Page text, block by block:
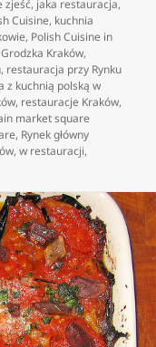
zjeść, jaka restauracja,
Cuisine, kuchnia
, Polish Cuisine in
Kraków,
, restauracja przy Rynku
z kuchnią polską w
, restauracje Kraków,
market square
, Rynek główny
,w restauracji,